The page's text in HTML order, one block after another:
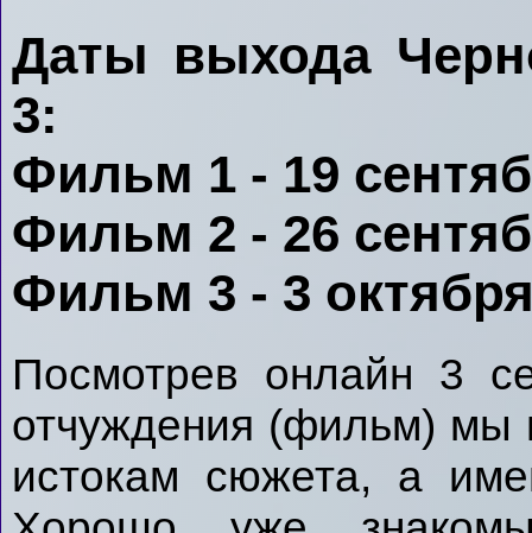
Даты выхода
3:
Фильм 1 - 19
Фильм 2 - 26
Фильм 3 - 3
Посмотрев онлайн 3
отчуждения (фильм) мы
истокам сюжета, а